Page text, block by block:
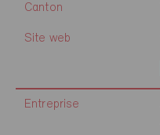
Canton
Site web
Entreprise